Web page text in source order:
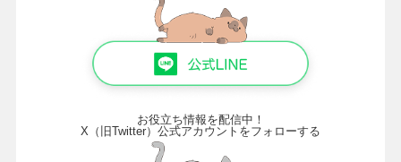
お役立ち情報を配信中！
X（旧Twitter）公式アカウントをフォローする